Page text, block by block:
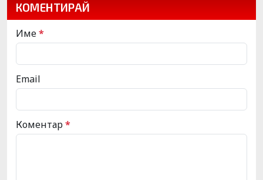
КОМЕНТИРАЙ
Име*
Email
Коментар*